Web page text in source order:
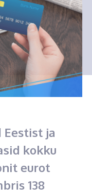
Eestist ja
kokku
eurot
138